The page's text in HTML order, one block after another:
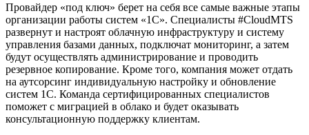
Провайдер «под ключ» берет на себя все самые важные этапы
организации работы систем «1С». Специалисты #CloudMTS
развернут и настроят облачную инфраструктуру и систему
управления базами данных, подключат мониторинг, а затем
будут осуществлять администрирование и проводить
резервное копирование. Кроме того, компания может отдать
на аутсорсинг индивидуальную настройку и обновление
систем 1С. Команда сертифицированных специалистов
поможет с миграцией в облако и будет оказывать
консультационную поддержку клиентам.